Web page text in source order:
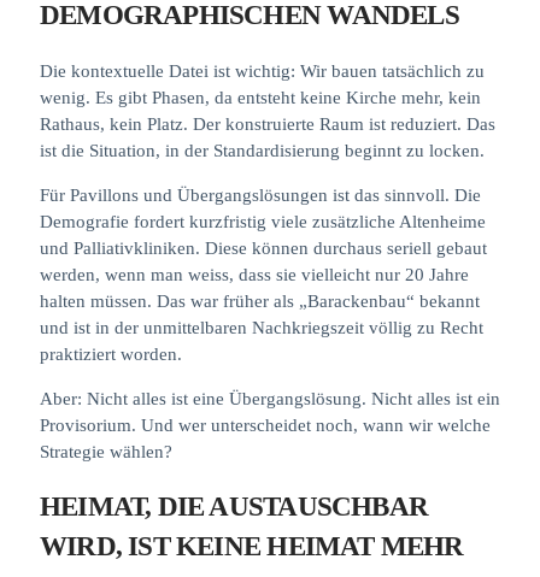
DEMOGRAPHISCHEN WANDELS
Die kontextuelle Datei ist wichtig: Wir bauen tatsächlich zu
wenig. Es gibt Phasen, da entsteht keine Kirche mehr, kein
Rathaus, kein Platz. Der konstruierte Raum ist reduziert. Das
ist die Situation, in der Standardisierung beginnt zu locken.
Für Pavillons und Übergangslösungen ist das sinnvoll. Die
Demografie fordert kurzfristig viele zusätzliche Altenheime
und Palliativkliniken. Diese können durchaus seriell gebaut
werden, wenn man weiss, dass sie vielleicht nur 20 Jahre
halten müssen. Das war früher als „Barackenbau“ bekannt
und ist in der unmittelbaren Nachkriegszeit völlig zu Recht
praktiziert worden.
Aber: Nicht alles ist eine Übergangslösung. Nicht alles ist ein
Provisorium. Und wer unterscheidet noch, wann wir welche
Strategie wählen?
HEIMAT, DIE AUSTAUSCHBAR
WIRD, IST KEINE HEIMAT MEHR